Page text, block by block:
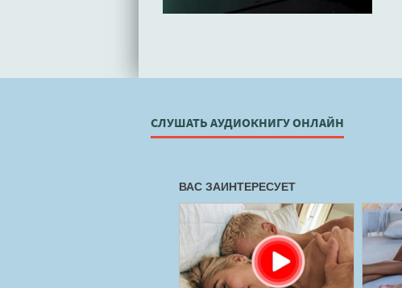
СЛУШАТЬ АУДИОКНИГУ ОНЛАЙН